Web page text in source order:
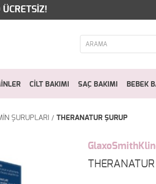
ÜCRETSİZ!
CİLT BAKIMI SAÇ BAKIMI BEBEK
ŞURUPLARI THERANATUR ŞURUP